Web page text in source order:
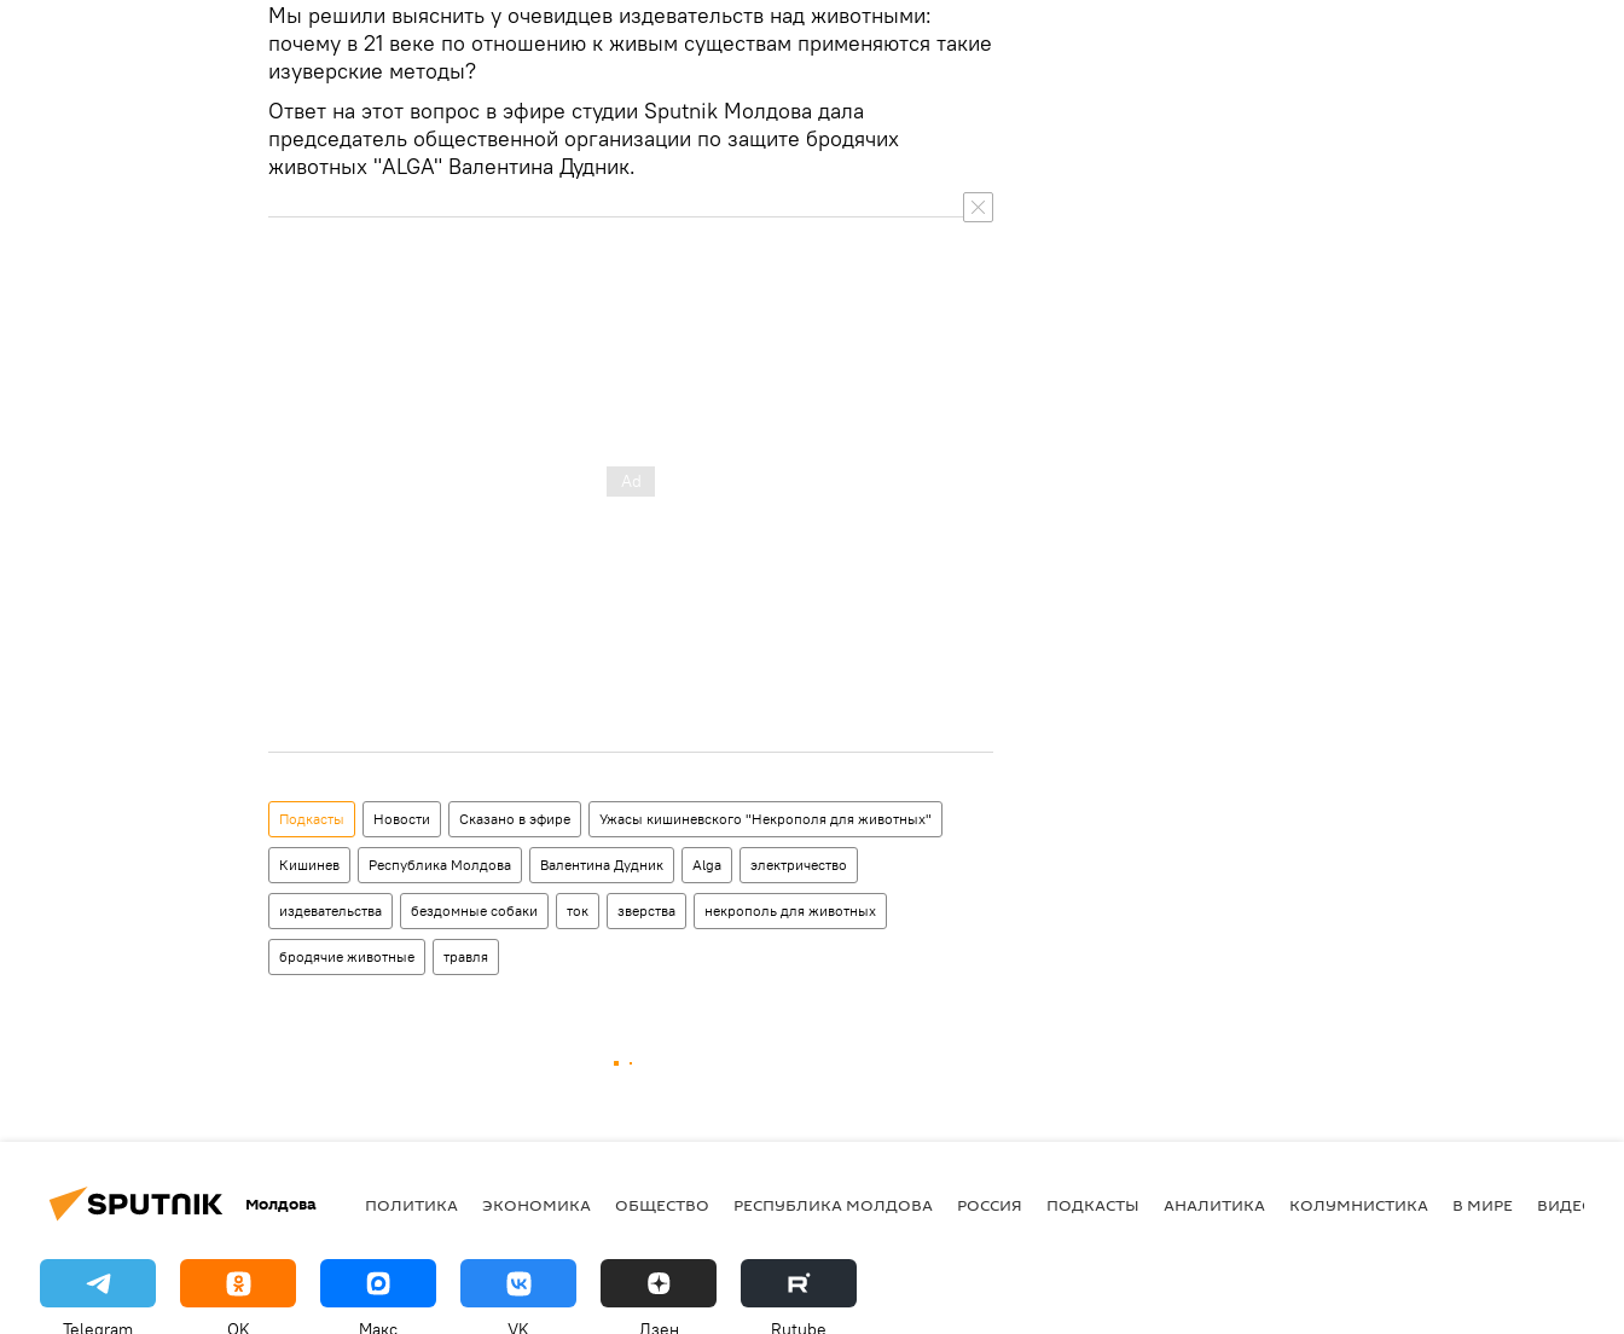
Мы решили выяснить у очевидцев издевательств над животными:
почему в 21 веке по отношению к живым существам применяются такие
изуверские методы?
Ответ на этот вопрос в эфире студии Sputnik Молдова дала
председатель общественной организации по защите бродячих
животных "ALGA" Валентина Дудник.
Подкасты Новости Сказано в эфире Ужасы кишиневского "Некрополя для животных"
Кишинев Республика Молдова Валентина Дудник Alga электричество
издевательства бездомные собаки ток зверства некрополь для животных
бродячие животные травля
Молдова ПОЛИТИКА ЭКОНОМИКА ОБЩЕСТВО РЕСПУБЛИКА МОЛДОВА РОССИЯ ПОДКАСТЫ АНАЛИТИКА КОЛУМНИСТИКА В МИРЕ ВИДЕО
Telegram OK Макс VK Дзен Rutube